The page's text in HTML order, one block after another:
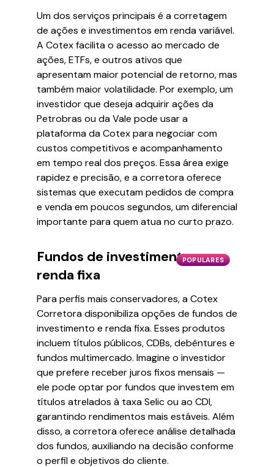
Um dos serviços principais é a corretagem
de ações e investimentos em renda variável.
A Cotex facilita o acesso ao mercado de
ações, ETFs, e outros ativos que
apresentam maior potencial de retorno, mas
também maior volatilidade. Por exemplo, um
investidor que deseja adquirir ações da
Petrobras ou da Vale pode usar a
plataforma da Cotex para negociar com
custos competitivos e acompanhamento
em tempo real dos preços. Essa área exige
rapidez e precisão, e a corretora oferece
sistemas que executam pedidos de compra
e venda em poucos segundos, um diferencial
importante para quem atua no curto prazo.
POPULARES
Fundos de investimento e
renda fixa
Para perfis mais conservadores, a Cotex
Corretora disponibiliza opções de fundos de
investimento e renda fixa. Esses produtos
incluem títulos públicos, CDBs, debêntures e
fundos multimercado. Imagine o investidor
que prefere receber juros fixos mensais —
ele pode optar por fundos que investem em
títulos atrelados à taxa Selic ou ao CDI,
garantindo rendimentos mais estáveis. Além
disso, a corretora oferece análise detalhada
dos fundos, auxiliando na decisão conforme
o perfil e objetivos do cliente.